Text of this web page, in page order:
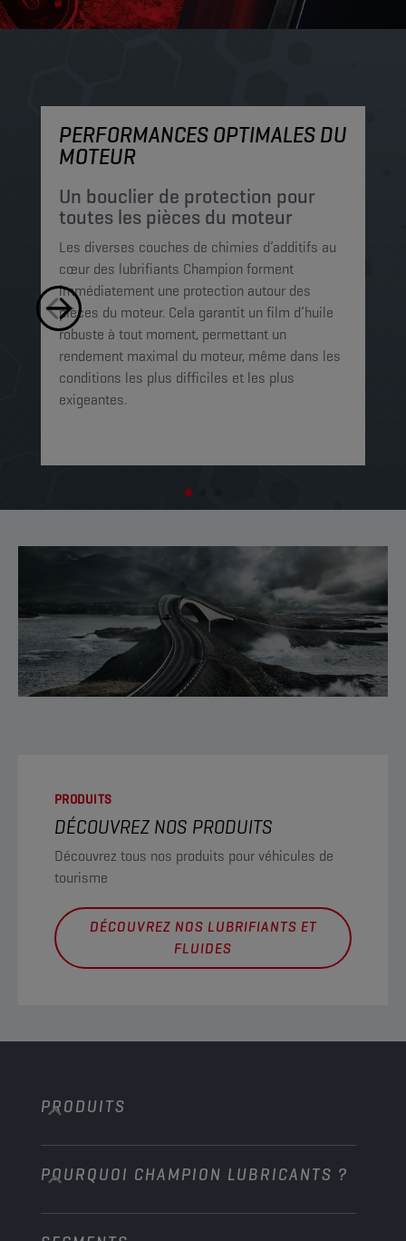
PERFORMANCES OPTIMALES DU
MOTEUR
Un bouclier de protection pour
toutes les pièces du moteur
Les diverses couches de chimies d’additifs au
cœur des lubrifiants Champion forment
immédiatement une protection autour des
pièces du moteur. Cela garantit un film d’huile
robuste à tout moment, permettant un
rendement maximal du moteur, même dans les
conditions les plus difficiles et les plus
exigeantes.
PRODUITS
DÉCOUVREZ NOS PRODUITS
Découvrez tous nos produits pour véhicules de
tourisme
DÉCOUVREZ NOS LUBRIFIANTS ET
FLUIDES
PRODUITS
Voitures de tourisme
Bus et Camions
POURQUOI CHAMPION LUBRICANTS ?